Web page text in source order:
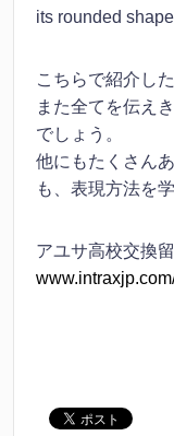
its rounded
こちらで紹介し
また全てを伝え
でしょう。
他にもたくさん
も、表現方法を
アユサ高校交換